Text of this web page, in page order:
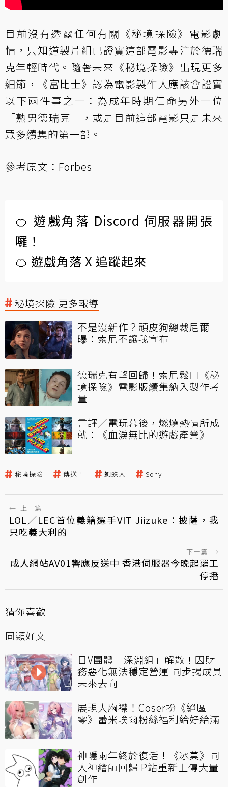
目前沒有透露任何有關《秘境探險》電影劇
情，只知道製片組已證實這部電影專注於德瑞
克年輕時代。隨著未來《秘境探險》出現更多
細節，《富比士》認為電影製作人應該會證實
以下兩件事之一：為成年時期任命另外一位
「熟男德瑞克」，或是目前這部電影只是未來
眾多續集的第一部。
參考原文： Forbes
🍊 遊戲角落 Discord 伺服器開張
囉！
🍊 遊戲角落 X 追蹤起來
秘境探險 更多報導
不是沒新作？頑皮狗總裁尼爾
曝：索尼不讓我宣布
德瑞克有望回歸！索尼鬆口《秘
境探險》電影版續集納入製作考
量
書評／電玩幕後，燃燒熱情所成
就：《血淚無比的遊戲產業》
秘境探險 傳送門 蜘蛛人 Sony
← 上一篇
LOL／LEC首位義籍選手VIT Jiizuke：披薩，我
只吃義大利的
下一篇 →
成人網站AV01響應反送中 香港伺服器今晚起罷工
停播
猜你喜歡
同類好文
日V團體「深淵組」解散！因財
務惡化無法穩定營運 同步揭成員
未來去向
展現大胸襟！Coser扮《絕區
零》蕾米埃爾粉絲福利給好給滿
神隱兩年終於復活！《冰菓》同
人神繪師回歸 P站重新上傳大量
創作